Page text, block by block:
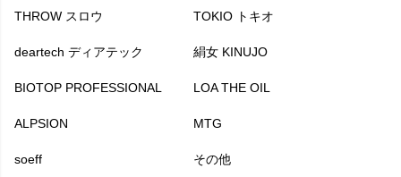
THROW スロウ TOKIO トキオ
deartech ディアテック 絹女 KINUJO
BIOTOP PROFESSIONAL LOA THE OIL
ALPSION MTG
soeff その他